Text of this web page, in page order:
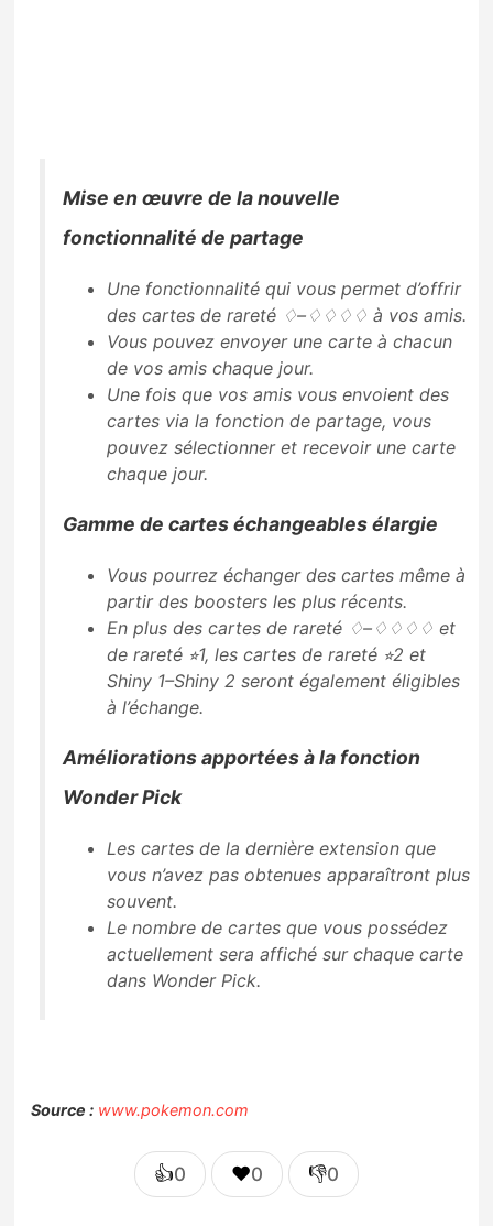
Mise en œuvre de la nouvelle
fonctionnalité de partage
Une fonctionnalité qui vous permet d’offrir
des cartes de rareté ♢–♢♢♢♢ à vos amis.
Vous pouvez envoyer une carte à chacun
de vos amis chaque jour.
Une fois que vos amis vous envoient des
cartes via la fonction de partage, vous
pouvez sélectionner et recevoir une carte
chaque jour.
Gamme de cartes échangeables élargie
Vous pourrez échanger des cartes même à
partir des boosters les plus récents.
En plus des cartes de rareté ♢–♢♢♢♢ et
de rareté ⭐︎1, les cartes de rareté ⭐︎2 et
Shiny 1–Shiny 2 seront également éligibles
à l’échange.
Améliorations apportées à la fonction
Wonder Pick
Les cartes de la dernière extension que
vous n’avez pas obtenues apparaîtront plus
souvent.
Le nombre de cartes que vous possédez
actuellement sera affiché sur chaque carte
dans Wonder Pick.
Source : www.pokemon.com
👍0 ❤️0 👎0